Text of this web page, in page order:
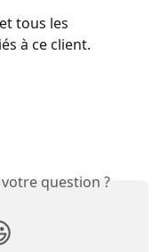
tous les
à ce client.
question ?